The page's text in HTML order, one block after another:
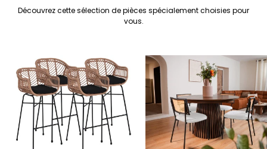
Découvrez cette sélection de pièces spécialement choisies pour
vous.